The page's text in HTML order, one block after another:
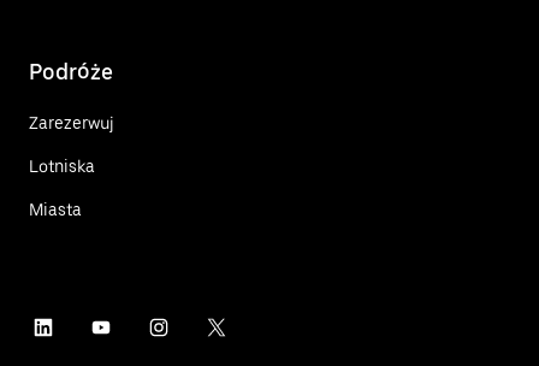
Podróże
Zarezerwuj
Lotniska
Miasta